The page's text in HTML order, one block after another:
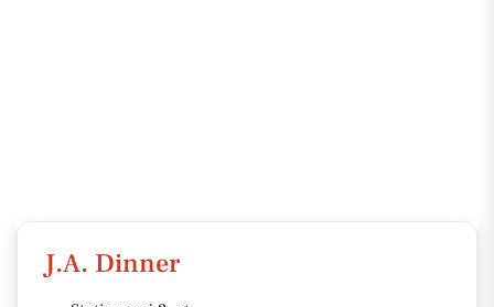
J.A. Dinner